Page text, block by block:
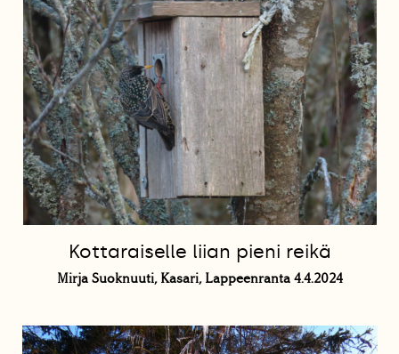
Kottaraiselle liian pieni reikä
Mirja Suoknuuti, Kasari, Lappeenranta 4.4.2024